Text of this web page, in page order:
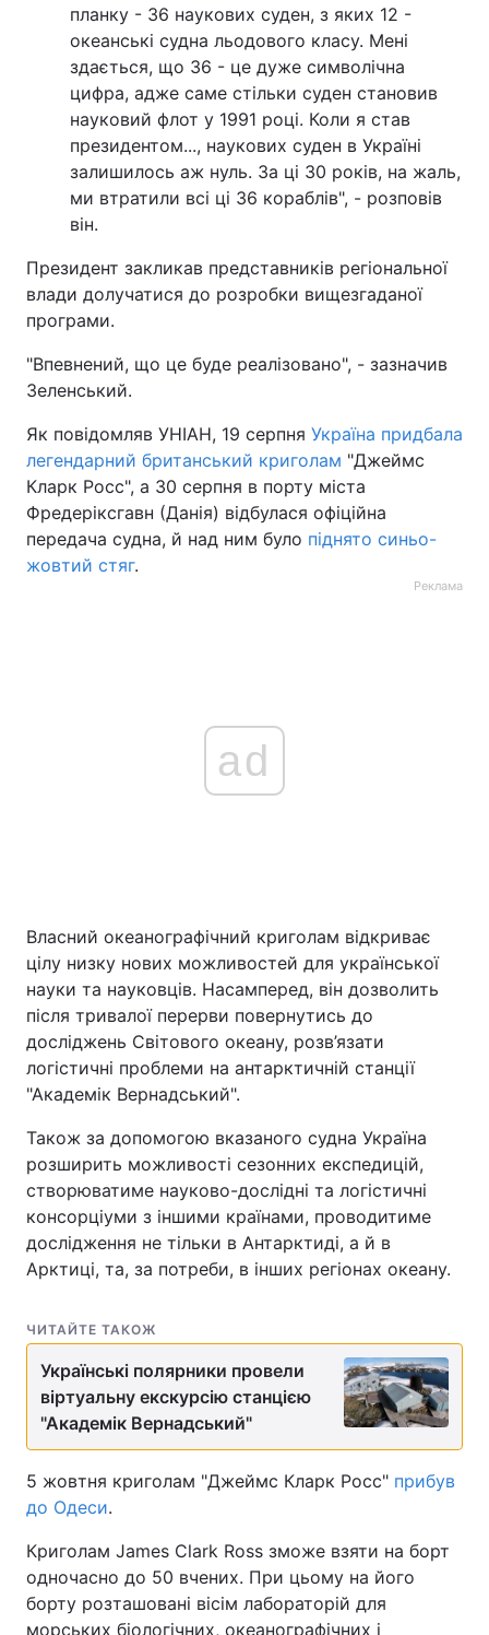
планку - 36 наукових суден, з яких 12 -
океанські судна льодового класу. Мені
здається, що 36 - це дуже символічна
цифра, адже саме стільки суден становив
науковий флот у 1991 році. Коли я став
президентом..., наукових суден в Україні
залишилось аж нуль. За ці 30 років, на жаль,
ми втратили всі ці 36 кораблів", - розповів
він.
Президент закликав представників регіональної
влади долучатися до розробки вищезгаданої
програми.
"Впевнений, що це буде реалізовано", - зазначив
Зеленський.
Як повідомляв УНІАН, 19 серпня Україна придбала
легендарний британський криголам "Джеймс
Кларк Росс", а 30 серпня в порту міста
Фредеріксгавн (Данія) відбулася офіційна
передача судна, й над ним було піднято синьо-
жовтий стяг.
Реклама
ad
Власний океанографічний криголам відкриває
цілу низку нових можливостей для української
науки та науковців. Насамперед, він дозволить
після тривалої перерви повернутись до
досліджень Світового океану, розв’язати
логістичні проблеми на антарктичній станції
"Академік Вернадський".
Також за допомогою вказаного судна Україна
розширить можливості сезонних експедицій,
створюватиме науково-дослідні та логістичні
консорціуми з іншими країнами, проводитиме
дослідження не тільки в Антарктиді, а й в
Арктиці, та, за потреби, в інших регіонах океану.
ЧИТАЙТЕ ТАКОЖ
Українські полярники провели
віртуальну екскурсію станцією
"Академік Вернадський"
5 жовтня криголам "Джеймс Кларк Росс" прибув
до Одеси.
Криголам James Clark Ross зможе взяти на борт
одночасно до 50 вчених. При цьому на його
борту розташовані вісім лабораторій для
морських біологічних, океанографічних і